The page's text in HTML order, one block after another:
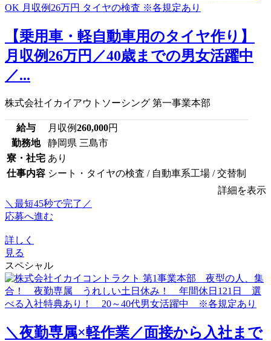
【乗用車・軽自動車用のタイヤ作り】
月収例26万円／40歳までの男女活躍中
／...
株式会社イカイアウトソーシング 第一事業本部
給与 月収例260,000円
勤務地
静岡県 三島市
寮・社宅 あり
仕事内容 シート・タイヤの検査 / 自動車系工場 / 交替制
詳細を表示
＼最短45秒で完了／
応募へ進む
詳しく
見る
スペシャル
＼夜勤専属×軽作業／面接から入社まで